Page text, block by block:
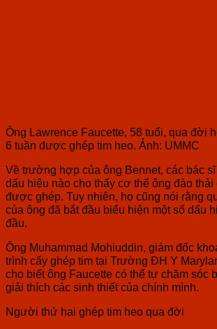
Ông Lawrence Faucette, 58 tuổi, qua đời
6 tuần được ghép tim heo. Ảnh: UMMC
Về trường hợp của ông Bennet, các bác
dấu hiệu nào cho thấy cơ thể ông đào thải
được ghép. Tuy nhiên, họ cũng nói rằng
của ông đã bắt đầu biểu hiện một số dấu
đầu.
Ông Muhammad Mohiuddin, giám đốc
trình cấy ghép tim tại Trường ĐH Y
cho biết ông Faucette có thể tự chăm sóc
giải thích các sinh thiết của chính mình.
Người thứ hai ghép tim heo qua đời